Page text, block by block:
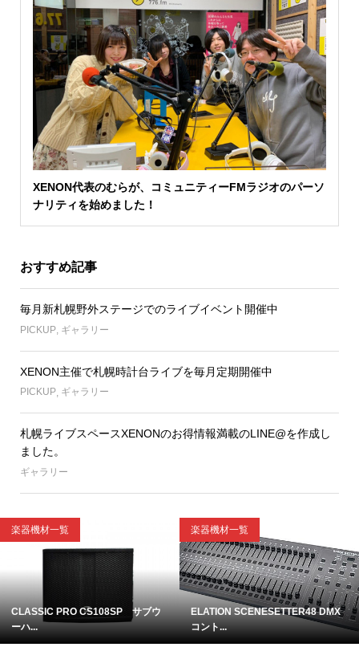
XENON代表のむらが、コミュニティーFMラジオのパーソ
ナリティを始めました！
おすすめ記事
毎月新札幌野外ステージでのライブイベント開催中
PICKUP, ギャラリー
XENON主催で札幌時計台ライブを毎月定期開催中
PICKUP, ギャラリー
札幌ライブスペースXENONのお得情報満載のLINE@を作成し
ました。
ギャラリー
楽器機材一覧
CLASSIC PRO CS108SP サブウ
ーハ...
楽器機材一覧
ELATION SCENESETTER48 DMX
コント...